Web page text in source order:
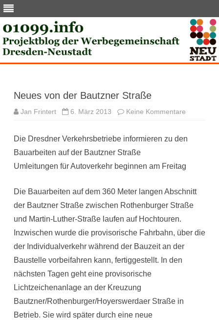
Neues von der Bautzner Straße
Jan Frintert 6. März 2013 Keine Kommentare
Bautzner
Die Dresdner Verkehrsbetriebe informieren zu den
Bauarbeiten auf der Bautzner Straße
Umleitungen für Autoverkehr beginnen am Freitag
Die Bauarbeiten auf dem 360 Meter langen Abschnitt
der Bautzner Straße zwischen Rothenburger Straße
und Martin-Luther-Straße laufen auf Hochtouren.
Inzwischen wurde die provisorische Fahrbahn, über die
der Individualverkehr während der Bauzeit an der
Baustelle vorbeifahren kann, fertiggestellt. In den
nächsten Tagen geht eine provisorische
Lichtzeichenanlage an der Kreuzung
Bautzner/Rothenburger/Hoyerswerdaer Straße in
Betrieb. Sie wird später durch eine neue